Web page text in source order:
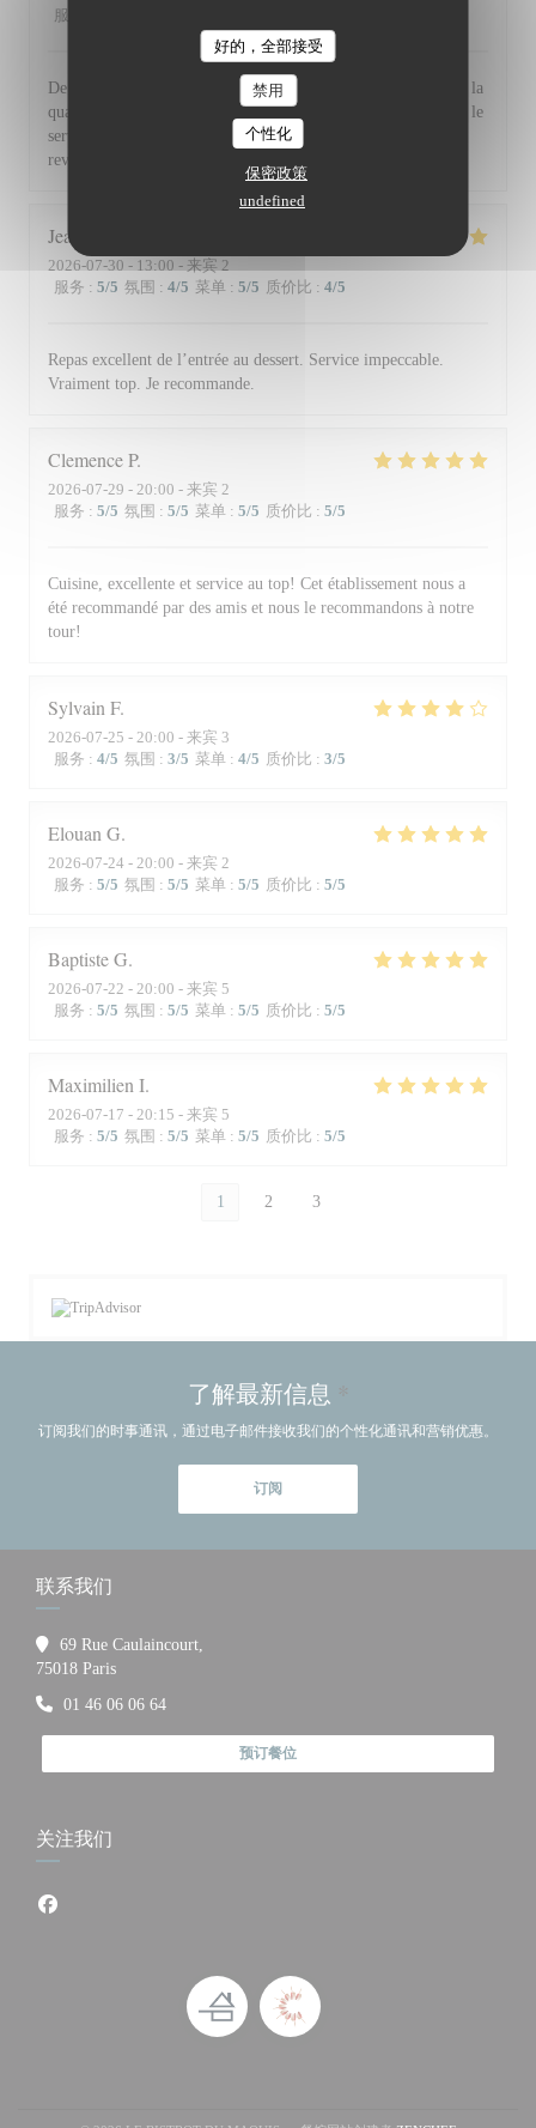
好的，全部接受
禁用
个性化
保密政策
undefined
服务
De l'accueil souriant et chaleureux comme à la maison jusqu'à la
qualité et la présentation de l'assiette (poissons) en passant par le
service du vin, nous avons apprécié ce dîner et souhaitons
revenir. Bravo & merci +++
Jean Louis
2026-07-30 - 13:00 - 来宾 2
服务 : 5/5 氛围 : 4/5 菜单 : 5/5 质价比 : 4/5
Repas excellent de l’entrée au dessert. Service impeccable.
Vraiment top. Je recommande.
ClemenceP
2026-07-29 - 20:00 - 来宾 2
服务 : 5/5 氛围 : 5/5 菜单 : 5/5 质价比 : 5/5
Cuisine, excellente et service au top! Cet établissement nous a
été recommandé par des amis et nous le recommandons à notre
tour!
Sylvain F
2026-07-25 - 20:00 - 来宾 3
服务 : 4/5 氛围 : 3/5 菜单 : 4/5 质价比 : 3/5
Elouan G
2026-07-24 - 20:00 - 来宾 2
服务 : 5/5 氛围 : 5/5 菜单 : 5/5 质价比 : 5/5
BaptisteG
2026-07-22 - 20:00 - 来宾 5
服务 : 5/5 氛围 : 5/5 菜单 : 5/5 质价比 : 5/5
Maximilien I
2026-07-17 - 20:15 - 来宾 5
服务 : 5/5 氛围 : 5/5 菜单 : 5/5 质价比 : 5/5
1 2 3
了解最新信息 *
订阅我们的时事通讯，通过电子邮件接收我们的个性化通讯和营销优惠。
订阅
联系我们
69 Rue Caulaincourt,
75018 Paris((在新窗口中打开))
01 46 06 06 64
预订餐位
关注我们
Facebook ((在新窗口中打开))